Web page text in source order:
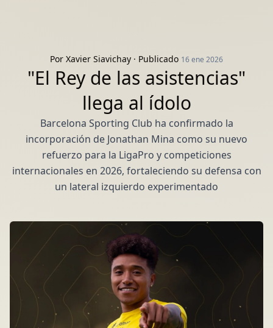
Por Xavier Siavichay · Publicado 16 ene 2026
"El Rey de las asistencias"
llega al ídolo
Barcelona Sporting Club ha confirmado la
incorporación de Jonathan Mina como su nuevo
refuerzo para la LigaPro y competiciones
internacionales en 2026, fortaleciendo su defensa con
un lateral izquierdo experimentado